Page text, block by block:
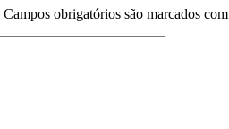
Campos obrigatórios são marcados com